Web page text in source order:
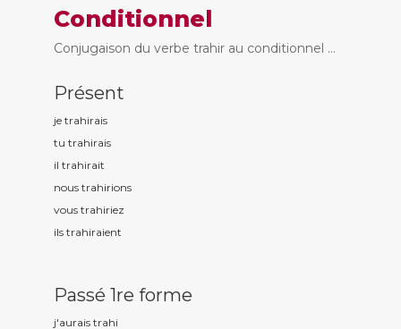
Conditionnel
Conjugaison du verbe trahir au conditionnel ...
Présent
je trahirais
tu trahirais
il trahirait
nous trahirions
vous trahiriez
ils trahiraient
Passé 1re forme
j'aurais trahi